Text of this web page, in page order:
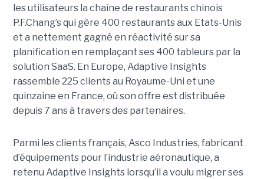
les utilisateurs la chaîne de restaurants chinois
P.F.Chang’s qui gère 400 restaurants aux Etats-Unis
et a nettement gagné en réactivité sur sa
planification en remplaçant ses 400 tableurs par la
solution SaaS. En Europe, Adaptive Insights
rassemble 225 clients au Royaume-Uni et une
quinzaine en France, où son offre est distribuée
depuis 7 ans à travers des partenaires.
Parmi les clients français, Asco Industries, fabricant
d’équipements pour l’industrie aéronautique, a
retenu Adaptive Insights lorsqu’il a voulu migrer ses